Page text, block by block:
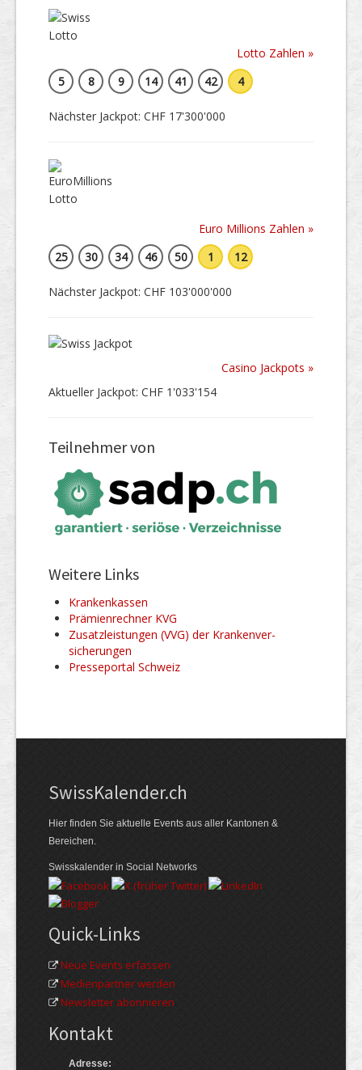
Lotto Zahlen »
5
8 9 14 41 42 4
Nächster Jackpot: CHF 17'300'000
Euro Millions Zahlen »
25
30 34 46 50 1 12
Nächster Jackpot: CHF 103'000'000
Casino Jackpots »
Aktueller Jackpot: CHF 1'033'154
Teilnehmer von
Weitere Links
Kranken­kassen
Prämienrechner KVG
Zusatz­leistungen (VVG) der Kranken­ver­
sicherungen
Presseportal Schweiz
Swiss­Kalender.ch
Hier finden Sie aktuelle Events aus aller Kantonen &
Bereichen.
Swisskalender in Social Networks
Quick-Links
Neue Events erfassen
Medienpartner werden
Newsletter abonnieren
Kontakt
Adresse: